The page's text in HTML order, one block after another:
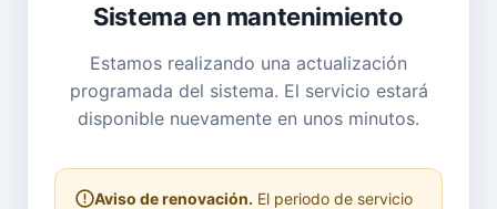
Sistema en mantenimiento
Estamos realizando una actualización
programada del sistema. El servicio estará
disponible nuevamente en unos minutos.
Aviso de renovación. El periodo de servicio